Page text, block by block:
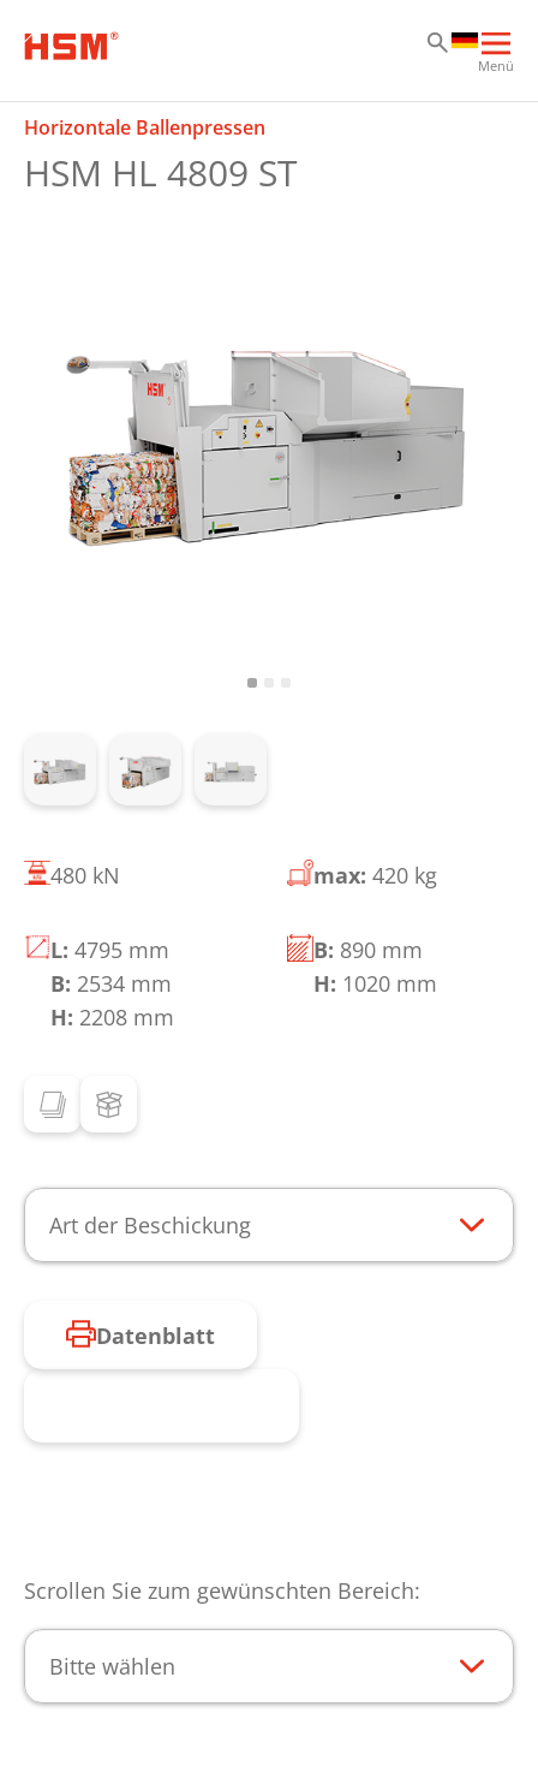
Menü
Horizontale Ballenpressen
HSM HL 4809 ST
480 kN max: 420 kg
L: 4795 mm
B: 2534 mm
H: 2208 mm
B: 890 mm
H: 1020 mm
Art der Beschickung
Datenblatt
Scrollen Sie zum gewünschten Bereich:
Bitte wählen